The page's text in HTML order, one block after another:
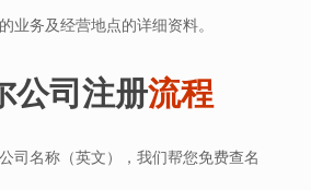
业务及经营地点的详细资料。
公司注册流程
司名称（英文），我们帮您免费查名